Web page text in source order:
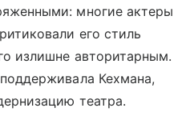
многие актеры
его стиль
излишне авторитарным.
Кехмана,
театра.